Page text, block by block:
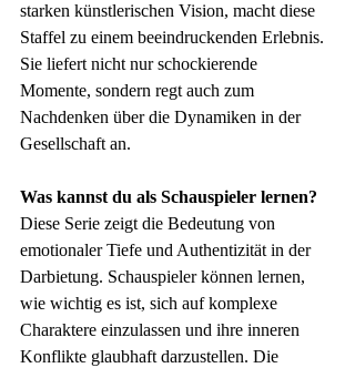
starken künstlerischen Vision, macht diese
Staffel zu einem beeindruckenden Erlebnis.
Sie liefert nicht nur schockierende
Momente, sondern regt auch zum
Nachdenken über die Dynamiken in der
Gesellschaft an.
Was kannst du als Schauspieler lernen?
Diese Serie zeigt die Bedeutung von
emotionaler Tiefe und Authentizität in der
Darbietung. Schauspieler können lernen,
wie wichtig es ist, sich auf komplexe
Charaktere einzulassen und ihre inneren
Konflikte glaubhaft darzustellen. Die